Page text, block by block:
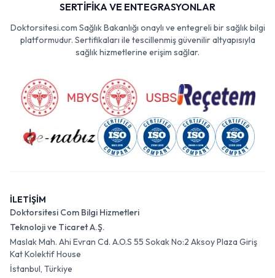
SERTİFİKA VE ENTEGRASYONLAR
Doktorsitesi.com Sağlık Bakanlığı onaylı ve entegreli bir sağlık bilgi
platformudur. Sertifikaları ile tescillenmiş güvenilir altyapısıyla
sağlık hizmetlerine erişim sağlar.
İLETİŞİM
Doktorsitesi Com Bilgi Hizmetleri
Teknoloji ve Ticaret A.Ş.
Maslak Mah. Ahi Evran Cd. A.O.S 55 Sokak No:2 Aksoy Plaza Giriş
Kat Kolektif House
İstanbul, Türkiye